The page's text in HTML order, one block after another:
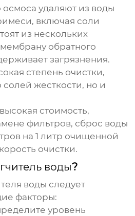
удаляют из воды
включая соли
из нескольких
обратного
загрязнения.
степень очистки,
жесткости, но и
стоимость,
фильтров, сброс воды
на 1 литр очищенной
очистки.
воды?
воды следует
факторы:
уровень